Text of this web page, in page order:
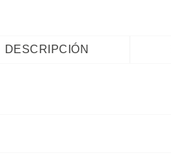
DESCRIPCIÓN